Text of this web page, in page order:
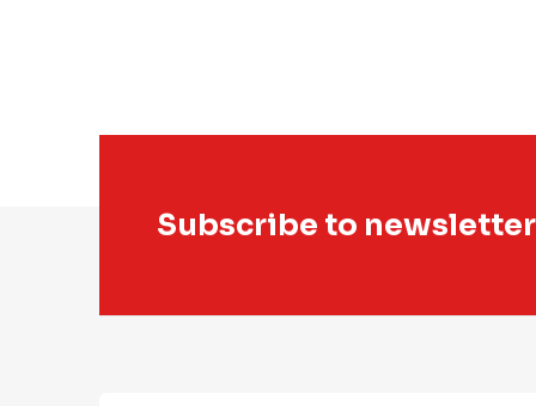
t
Subscribe to newsletter